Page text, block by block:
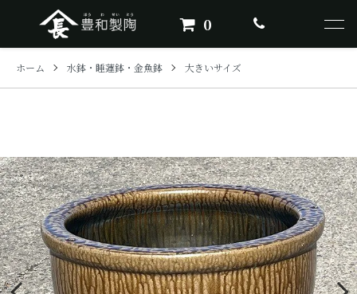
0
ホーム 水鉢・睡蓮鉢・金魚鉢 大きいサイズ